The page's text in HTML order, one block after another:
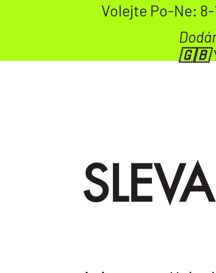
Volejte Po-Ne: 8-
🇬🇧